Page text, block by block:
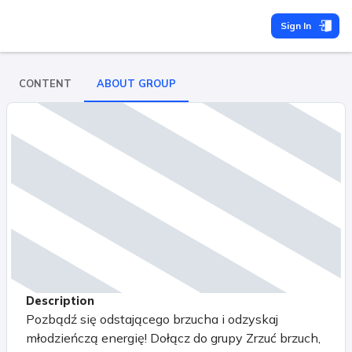
Sign In
CONTENT ABOUT GROUP
Description
Pozbądź się odstającego brzucha i odzyskaj
młodzieńczą energię! Dołącz do grupy Zrzuć brzuch,